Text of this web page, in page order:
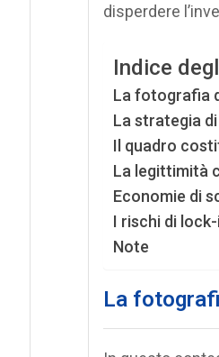
disperdere
Indice
La fotografia
La strategia
Il quadro
La legittimità
Economie di
I rischi di
Note
La